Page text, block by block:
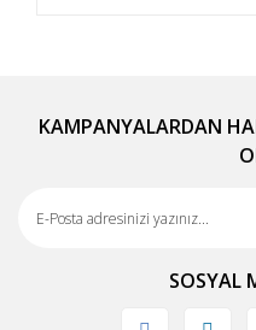
Görüş ve önerileriniz
Ürün resmi
Ürün açıklamasında
Ürün fiyatı diğer
Bu ürüne benzer
KAMPANYALARDAN
SOSYAL